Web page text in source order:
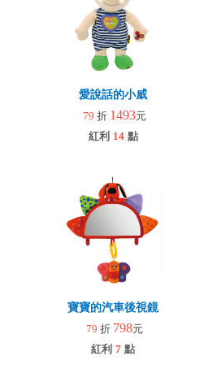
愛說話的小威
79 折 1493元
紅利 14 點
寶寶的汽車後視鏡
79 折 798元
紅利 7 點